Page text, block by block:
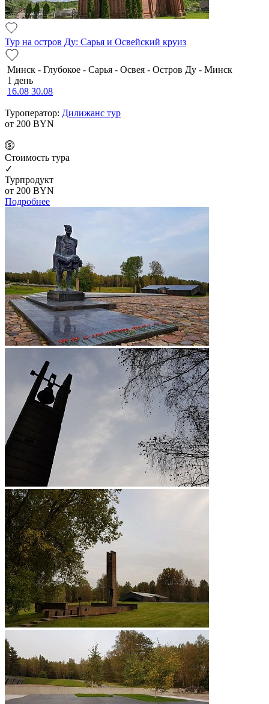
Тур на остров Ду: Сарья и Освейский круиз
Минск - Глубокое - Сарья - Освея - Остров Ду - Минск
1 день
16.08 30.08
Туроператор: Дилижанс тур
от 200 BYN
Cтоимость тура
✓
Турпродукт
от 200 BYN
Подробнее